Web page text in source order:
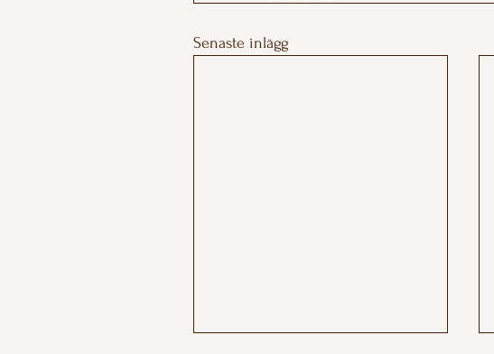
Senaste inlägg